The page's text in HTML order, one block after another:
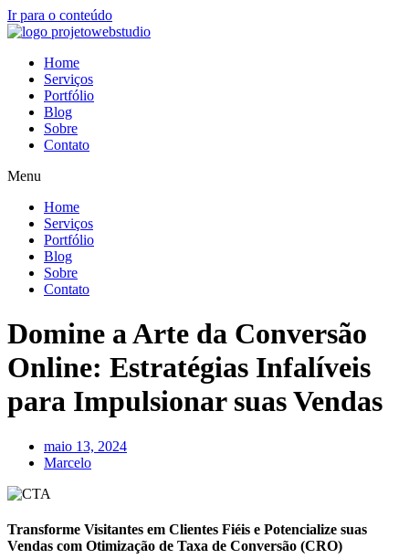
Ir para o conteúdo
Home
Serviços
Portfólio
Blog
Sobre
Contato
Menu
Home
Serviços
Portfólio
Blog
Sobre
Contato
Domine a Arte da Conversão
Online: Estratégias Infalíveis
para Impulsionar suas Vendas
maio 13, 2024
Marcelo
Transforme Visitantes em Clientes Fiéis e Potencialize suas
Vendas com Otimização de Taxa de Conversão (CRO)